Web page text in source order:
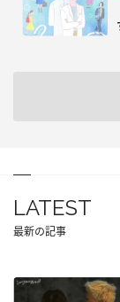
LATEST
最新の記事